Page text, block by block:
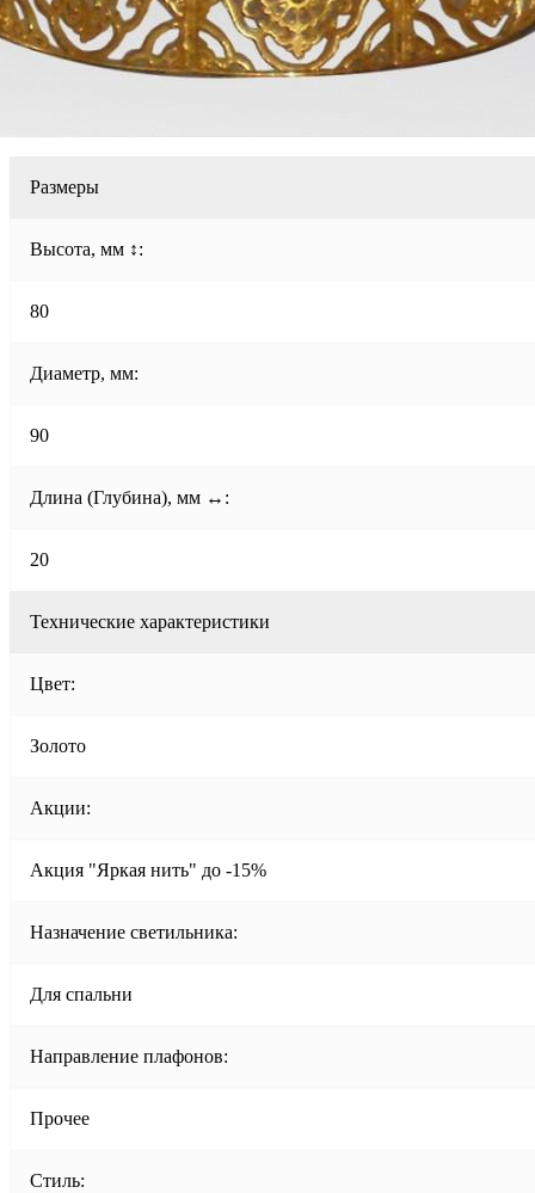
Размеры
Высота, мм ↕:
80
Диаметр, мм:
90
Длина (Глубина), мм ↔:
20
Технические характеристики
Цвет:
Золото
Акции:
Акция "Яркая нить" до -15%
Назначение светильника:
Для спальни
Направление плафонов:
Прочее
Стиль: